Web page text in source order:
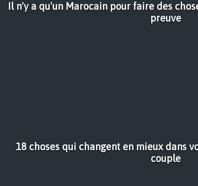
Il n'y a qu'un Marocain pour faire des
preuve
18 choses qui changent en mieux dans
couple